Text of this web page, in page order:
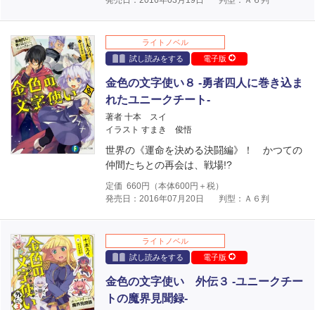
ライトノベル
試し読みをする
電子版
金色の文字使い８ ‐勇者四人に巻き込ま
れたユニークチート‐
著者 十本 スイ
イラスト すまき 俊悟
世界の《運命を決める決闘編》！ かつての
仲間たちとの再会は、戦場!?
定価 660円（本体600円＋税）
発売日：2016年07月20日
判型：Ａ６判
ライトノベル
試し読みをする
電子版
金色の文字使い 外伝３ ‐ユニークチー
トの魔界見聞録‐